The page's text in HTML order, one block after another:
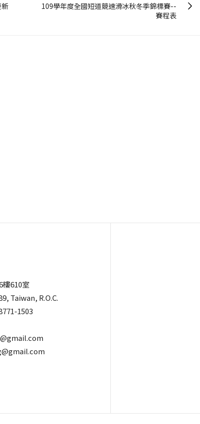
109學年度全國短道競速滑冰秋冬季錦標賽--
賽程表
樓610室
Taiwan, R.O.C.
1503